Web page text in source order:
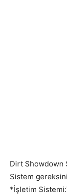
Dirt Showdown
Sistem
*İşletim